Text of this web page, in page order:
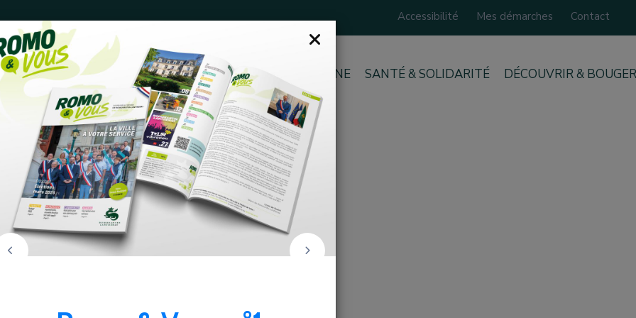
Accessibilité Mes démarches Contact
ENFANCE / JEUNESSE & VIE SCOLAIRE VIE QUOTIDIENNE SANTÉ & SOLIDARITÉ DÉCOUVRIR & BOUGER
Fermer
prev next